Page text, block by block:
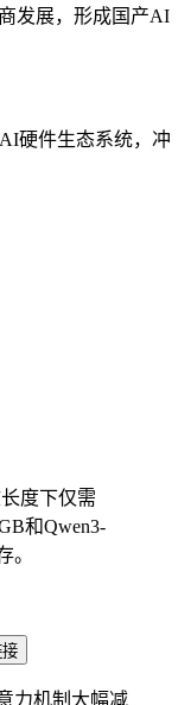
发展，形成国产AI
硬件生态系统，冲
度下仅需
和Qwen3-
。
力机制大幅减